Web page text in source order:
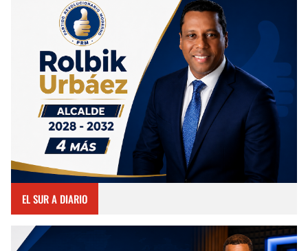
EL SUR A DIARIO